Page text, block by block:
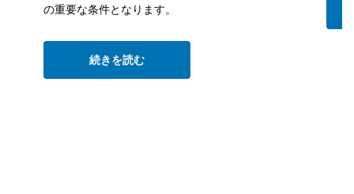
の重要な条件となります。
続きを読む